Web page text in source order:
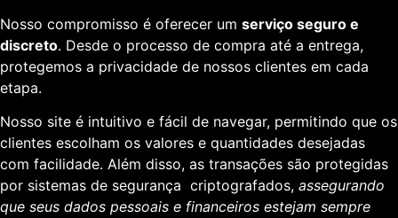
Nosso compromisso é oferecer um serviço seguro e
discreto. Desde o processo de compra até a entrega,
protegemos a privacidade de nossos clientes em cada
etapa.
Nosso site é intuitivo e fácil de navegar, permitindo que os
clientes escolham os valores e quantidades desejadas
com facilidade. Além disso, as transações são protegidas
por sistemas de segurança criptografados, assegurando
que seus dados pessoais e financeiros estejam sempre